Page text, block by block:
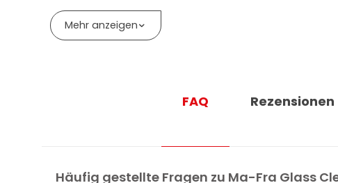
Rückstände in wenigen Sekunden – mit einer Einwirkzeit
Nach der Anwendung ist ein Abspülen mit Wasser
Nicht als gefährlich gemäss CLP-Verordnung eingestuft.
Mehr anzeigen
FAQ Rezensionen
Häufig gestellte Fragen zu Ma-Fra Glass